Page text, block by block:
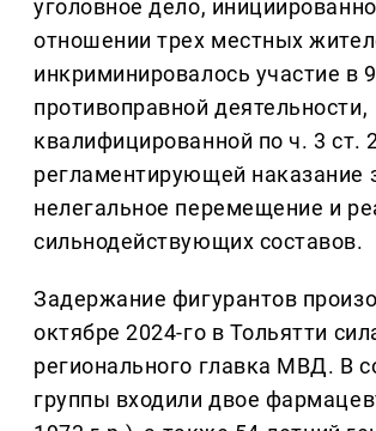
уголовное дело,
отношении трех местных
инкриминировалось участие в
противоправной деятельности,
квалифицированной по ч. 3 ст.
регламентирующей наказание
нелегальное перемещение и
сильнодействующих составов.
Задержание фигурантов
октябре 2024-го в Тольятти
регионального главка МВД. В
группы входили двое